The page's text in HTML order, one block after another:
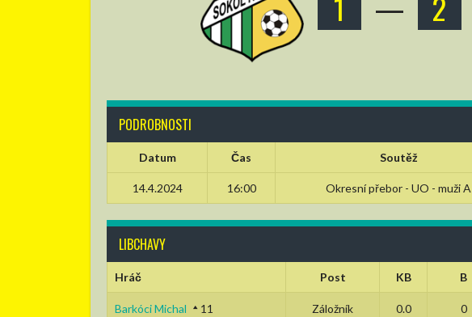
PODROBNOSTI
Datum Čas Soutěž
14.4.2024 16:00 Okresní přebor - UO - muži A
LIBCHAVY
Hráč Post KB B
Barkóci Michal 11 Záložník 0.0 0